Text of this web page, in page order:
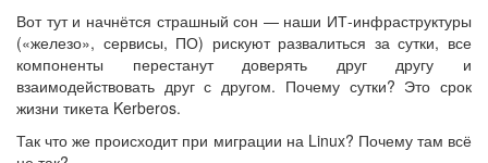
Вот тут и начнётся страшный сон — наши ИТ-инфраструктуры
(«железо», сервисы, ПО) рискуют развалиться за сутки, все
компоненты перестанут доверять друг другу и
взаимодействовать друг с другом. Почему сутки? Это срок
жизни тикета Kerberos.
Так что же происходит при миграции на Linux? Почему там всё